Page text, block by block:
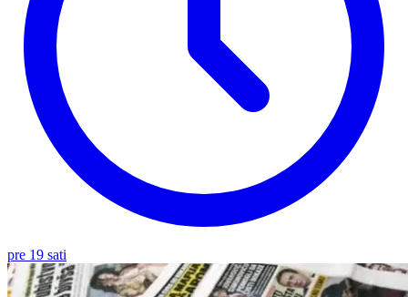
pre 19 sati